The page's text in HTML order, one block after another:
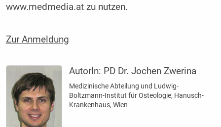
www.medmedia.at zu nutzen.
Zur Anmeldung
AutorIn: PD Dr. Jochen Zwerina
Medizinische Abteilung und Ludwig-
Boltzmann-Institut für Osteologie, Hanusch-
Krankenhaus, Wien